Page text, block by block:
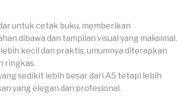
untuk cetak buku, memberikan
dibawa dan tampilan visual yang maksimal.
lebih kecil dan praktis, umumnya diterapkan
ringkas.
sedikit lebih besar dari A5 tetapi lebih
yang elegan dan profesional.